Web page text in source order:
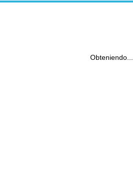
Obteniendo...